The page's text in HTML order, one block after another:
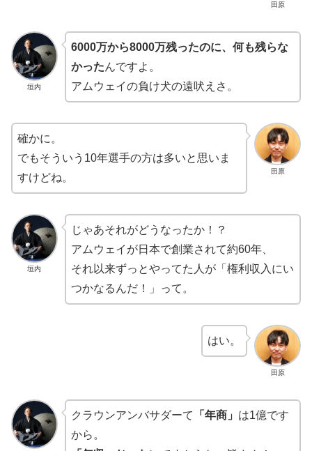
田原
垣内
6000万から8000万残ったのに、何も残らな
かったんですよ。
アムウェイの負け犬の遠吠えさ。
田原
確かに。
でもそういう10年選手の方は多いと思いま
すけどね。
垣内
じゃあそれがどうなったか！？
アムウェイが日本で創業されて約60年、
それ以来ずっとやってた人が「権利収入にい
つかなるんだ！」って。
田原
はい。
クラウンアンバサダーて 「年商」 は1億です
から。